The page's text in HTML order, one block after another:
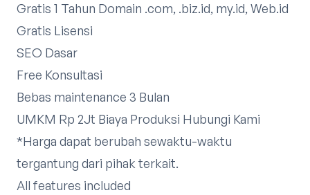
Gratis 1 Tahun Domain .com, .biz.id, my.id, Web.id
Gratis Lisensi
SEO Dasar
Free Konsultasi
Bebas maintenance 3 Bulan
UMKM Rp 2Jt Biaya Produksi Hubungi Kami
*Harga dapat berubah sewaktu-waktu
tergantung dari pihak terkait.​
All features included